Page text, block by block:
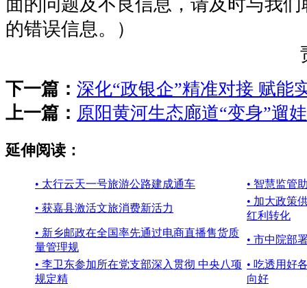
的错误信息。）
下一篇： 深化“政银企”精准对接 赋能
上一篇： 原阳黄河生态廊道“变身”遛
延伸阅读：
• 太行云天一号旅游公路建成通车 • 智慧监管
• 获嘉县激活文旅消费新活力
• 加大政策
红利转化
• 新乡邮政在全国率先通过电商直播售货质
量管理规
• 市中院部
• 李卫东参加所在党支部深入贯彻 中央八项
规定精
• 吃透用好
向好